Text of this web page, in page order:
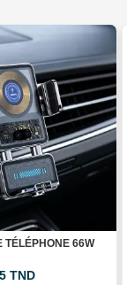
TÉLÉPHONE 66W
TND